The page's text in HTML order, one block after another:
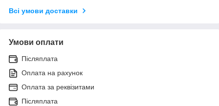
Всі умови доставки
Умови оплати
Післяплата
Оплата на рахунок
Оплата за реквізитами
Післяплата